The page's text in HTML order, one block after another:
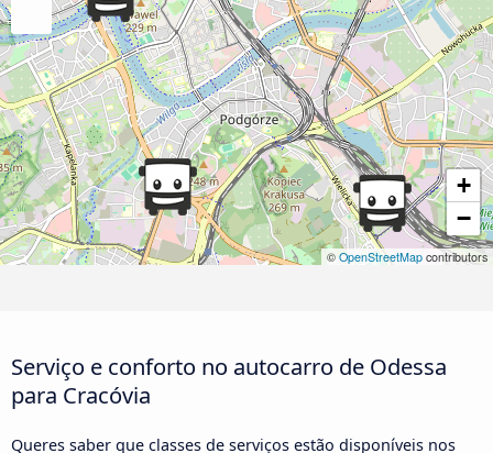
+
−
© OpenStreetMap contributors
Serviço e conforto no autocarro de Odessa
para Cracóvia
Queres saber que classes de serviços estão disponíveis nos